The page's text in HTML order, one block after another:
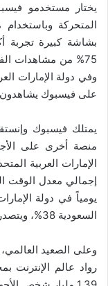
يختار مستخدمو
المتحركة
بشاشة كبيرة تجربة
75% من مشاهدات
على فيسبوك يشاهدون
يمتلك فيسبوك
إجمالي معدل الوقت
السعودية 38%، ويتصدر فيسبوك هذا المعدل من الاستخدام.
وعلى الصعيد